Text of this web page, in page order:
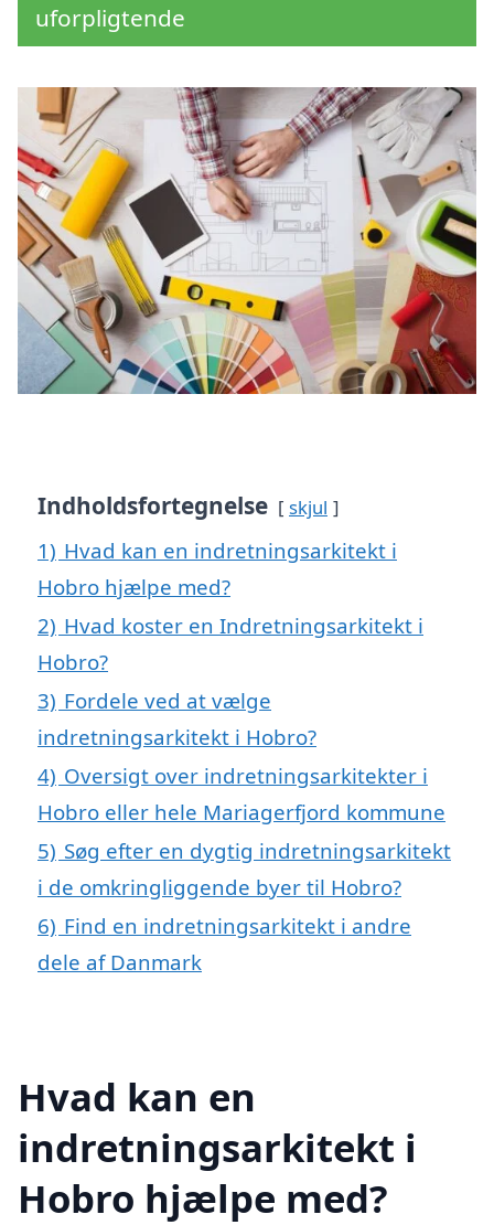
uforpligtende
Indholdsfortegnelse skjul
1) Hvad kan en indretningsarkitekt i
Hobro hjælpe med?
2) Hvad koster en Indretningsarkitekt i
Hobro?
3) Fordele ved at vælge
indretningsarkitekt i Hobro?
4) Oversigt over indretningsarkitekter i
Hobro eller hele Mariagerfjord kommune
5) Søg efter en dygtig indretningsarkitekt
i de omkringliggende byer til Hobro?
6) Find en indretningsarkitekt i andre
dele af Danmark
Hvad kan en
indretningsarkitekt i
Hobro hjælpe med?